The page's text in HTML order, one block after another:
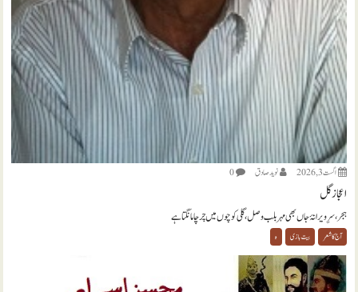
اگست 3, 2026 نويد صادق 0
اعجاز گل
ہجر، سرِ ویرانۂ جاں بھی مہر بلب وصل، گلی کوچوں میں چرچا مانگتا ہے
آج کا شعر بیت بازی ہ